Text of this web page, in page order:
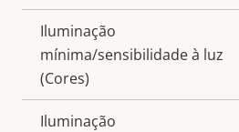
Iluminação
mínima/sensibilidade à luz
(Cores)
Iluminação